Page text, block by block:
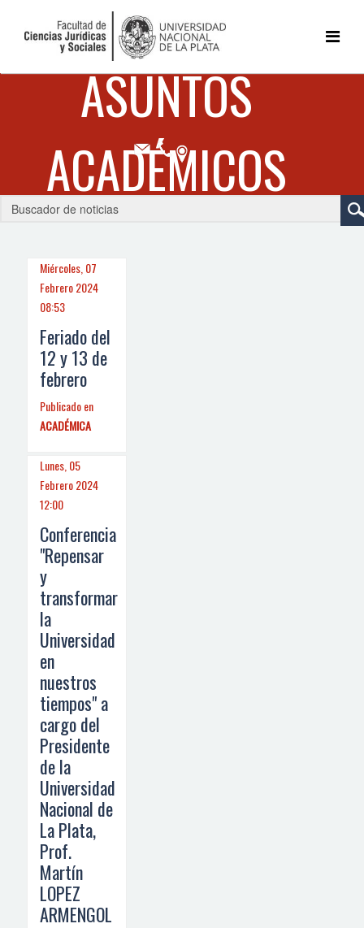
Miércoles, 07
Febrero 2024
08:53
Feriado del
12 y 13 de
febrero
Publicado en
ACADÉMICA
Lunes, 05
Febrero 2024
12:00
Conferencia
"Repensar
y
transformar
la
Universidad
en
nuestros
tiempos" a
cargo del
Presidente
de la
Universidad
Nacional de
La Plata,
Prof.
Martín
LOPEZ
ARMENGOL